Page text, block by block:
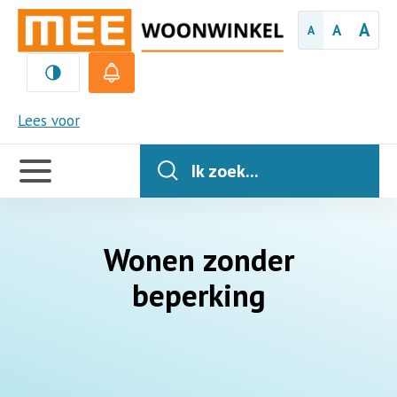
A A A
Lees voor
MEE
Handige
links
Ik zoek...
Wonen zonder
beperking